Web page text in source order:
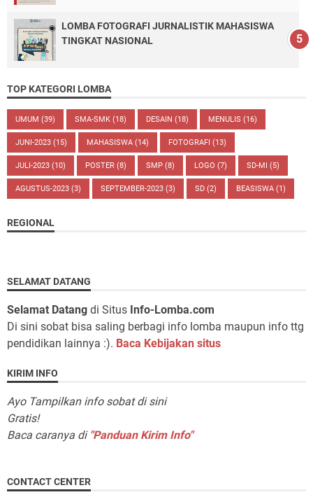
LOMBA FOTOGRAFI JURNALISTIK MAHASISWA
TINGKAT NASIONAL
TOP KATEGORI LOMBA
UMUM (39) SMA-SMK (18) DESAIN (18) MENULIS (16)
JUNI-2023 (15) MAHASISWA (14) FOTOGRAFI (13)
JULI-2023 (10) POSTER (8) SMP (8) LOGO (7) SD-MI (5)
AGUSTUS-2023 (3) SEPTEMBER-2023 (3) SD (2) BEASISWA (1)
REGIONAL
SELAMAT DATANG
Selamat Datang di Situs Info-Lomba.com
Di sini sobat bisa saling berbagi info lomba maupun info ttg
pendidikan lainnya :). Baca Kebijakan situs
KIRIM INFO
Ayo Tampilkan info sobat di sini
Gratis!
Baca caranya di "Panduan Kirim Info"
CONTACT CENTER